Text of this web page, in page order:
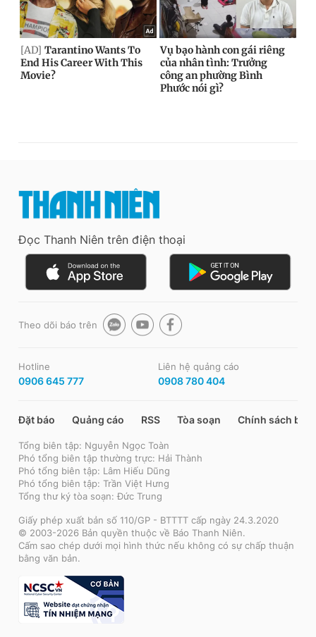
Đọc Thanh Niên trên điện thoại
Theo dõi báo trên
Hotline
0906 645 777
Liên hệ quảng cáo
0908 780 404
Đặt báo Quảng cáo RSS Tòa soạn Chính sách bảo
Tổng biên tập: Nguyễn Ngọc Toàn
Phó tổng biên tập thường trực: Hải Thành
Phó tổng biên tập: Lâm Hiếu Dũng
Phó tổng biên tập: Trần Việt Hưng
Tổng thư ký tòa soạn: Đức Trung
Giấy phép xuất bản số 110/GP - BTTTT cấp ngày 24.3.2020
© 2003-2026 Bản quyền thuộc về Báo Thanh Niên.
Cấm sao chép dưới mọi hình thức nếu không có sự chấp thuận
bằng văn bản.